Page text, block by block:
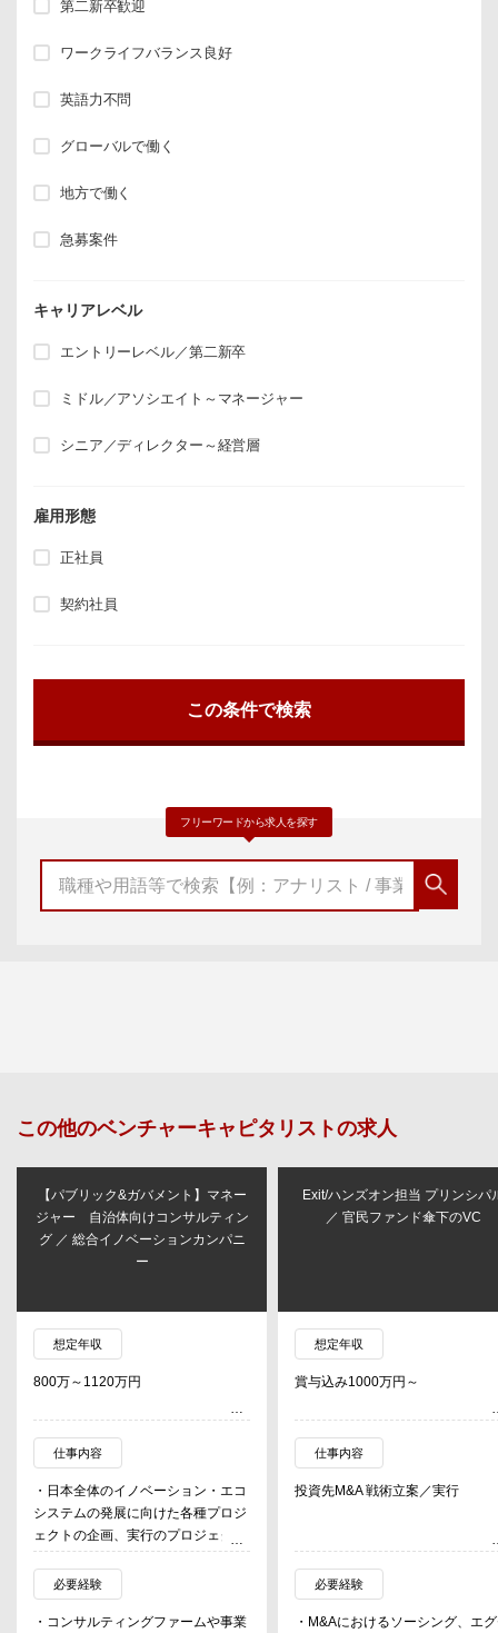
第二新卒歓迎
ワークライフバランス良好
英語力不問
グローバルで働く
地方で働く
急募案件
キャリアレベル
エントリーレベル／第二新卒
ミドル／アソシエイト～マネージャー
シニア／ディレクター～経営層
雇用形態
正社員
契約社員
フリーワードから求人を探す
この他のベンチャーキャピタリストの求人
【パブリック&ガバメント】マネー
ジャー 自治体向けコンサルティン
グ ／ 総合イノベーションカンパニ
ー
想定年収
800万～1120万円
仕事内容
・日本全体のイノベーション・エコ
システムの発展に向けた各種プロジ
ェクトの企画、実行のプロジェクト
リード
-自治体を対象に、スタートアッ
プ×地域企業による地方創生・産業
振興、社会課題を目指したアクセラ
必要経験
・コンサルティングファームや事業
Exit/ハンズオン担当 プリンシパ
／ 官民ファンド傘下のVC
想定年収
賞与込み1000万円～
仕事内容
投資先M&A 戦術立案／実行
必要経験
・M&Aにおけるソーシング、エ